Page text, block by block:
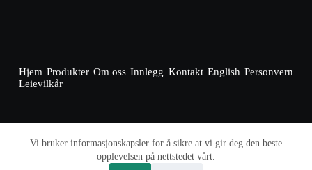
Vi bruker informasjonskapsler for å sikre at vi gir deg den beste
opplevelsen på nettstedet vårt.
Hjem Produkter Om oss Innlegg Kontakt English Personvern
Leievilkår
Opphavsrett © 2025 – pc-utleie.no
Tjenesten leveres av Kopperud Nordic